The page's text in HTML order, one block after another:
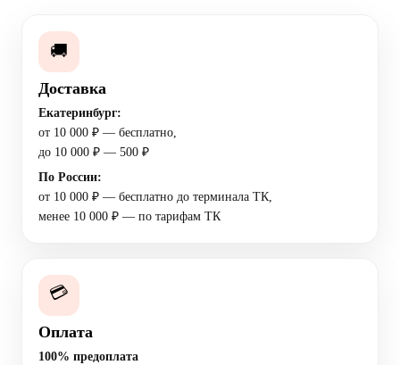
🚚
Доставка
Екатеринбург:
от 10 000 ₽ — бесплатно,
до 10 000 ₽ — 500 ₽
По России:
от 10 000 ₽ — бесплатно до терминала ТК,
менее 10 000 ₽ — по тарифам ТК
💳
Оплата
100% предоплата